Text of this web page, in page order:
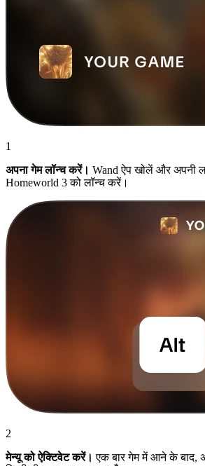
1
अपना गेम लॉन्च करें। Wand ऐप खोलें और अपनी
Homeworld 3 को लॉन्च करें।
2
मेन्यू को ऐक्टिवेट करें। एक बार गेम में आने के बाद,